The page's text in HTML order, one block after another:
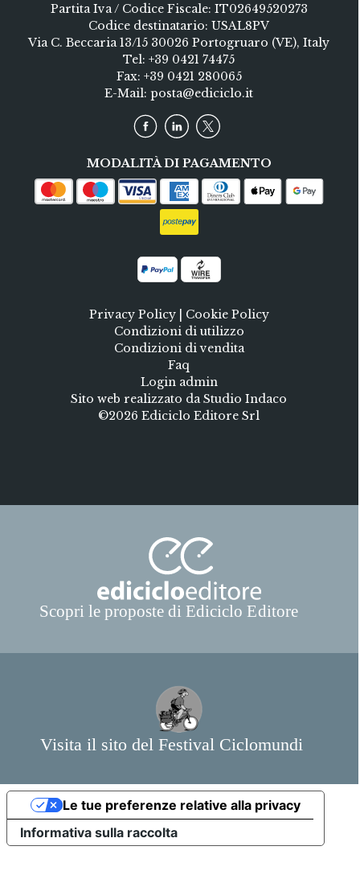
Partita Iva / Codice Fiscale: IT02649520273
Codice destinatario: USAL8PV
Via C. Beccaria 13/15 30026 Portogruaro (VE), Italy
Tel:+39 0421 74475
Fax: +39 0421 280065
E-Mail:posta@ediciclo.it
MODALITÀ DI PAGAMENTO
Privacy Policy| Cookie Policy
Condizioni di utilizzo
Condizioni di vendita
Faq
Login admin
Sito web realizzato da Studio Indaco
©2026 Ediciclo Editore Srl
Informativa sulla raccolta
Le tue preferenze relative alla privacy